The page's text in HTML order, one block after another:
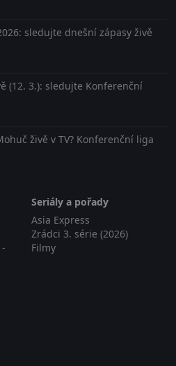
sledujte dnešní zápasy živě
(12. 3.): sledujte Konferenční
živě v TV? Konferenční liga
Seriály a pořady
Asia Express
Zrádci 3. série (2026)
Filmy